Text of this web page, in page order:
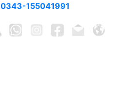
0343-155041991